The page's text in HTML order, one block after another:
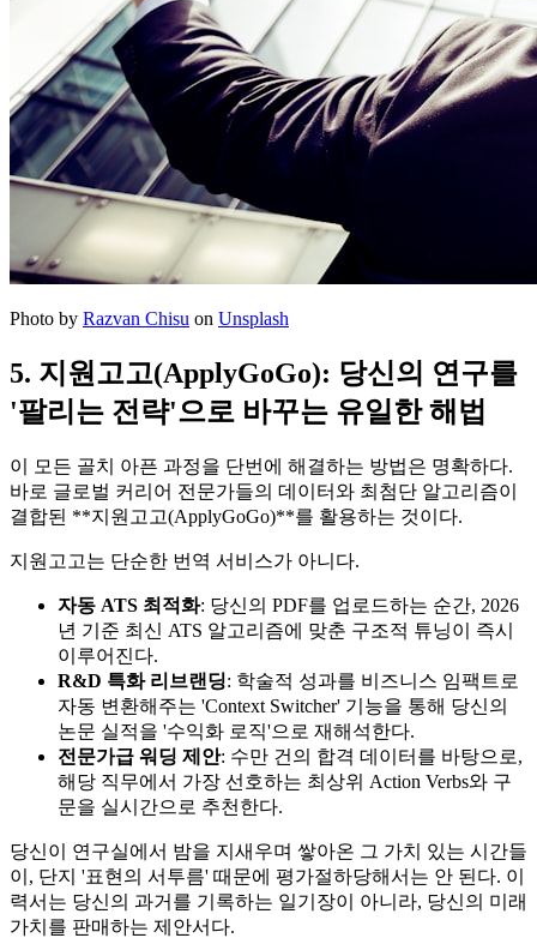
Photo by Razvan Chisu on Unsplash
5. 지원고고(ApplyGoGo): 당신의 연구를
'팔리는 전략'으로 바꾸는 유일한 해법
이 모든 골치 아픈 과정을 단번에 해결하는 방법은 명확하다.
바로 글로벌 커리어 전문가들의 데이터와 최첨단 알고리즘이
결합된 ​**지원고고(ApplyGoGo)**를 활용하는 것이다.
지원고고는 단순한 번역 서비스가 아니다.
자동 ATS 최적화: 당신의 PDF를 업로드하는 순간, 2026
년 기준 최신 ATS 알고리즘에 맞춘 구조적 튜닝이 즉시
이루어진다.
R&D 특화 리브랜딩: 학술적 성과를 비즈니스 임팩트로
자동 변환해주는 'Context Switcher' 기능을 통해 당신의
논문 실적을 '수익화 로직'으로 재해석한다.
전문가급 워딩 제안: 수만 건의 합격 데이터를 바탕으로,
해당 직무에서 가장 선호하는 최상위 Action Verbs와 구
문을 실시간으로 추천한다.
당신이 연구실에서 밤을 지새우며 쌓아온 그 가치 있는 시간들
이, 단지 '표현의 서투름' 때문에 평가절하당해서는 안 된다. 이
력서는 당신의 과거를 기록하는 일기장이 아니라, 당신의 미래
가치를 판매하는 제안서다.